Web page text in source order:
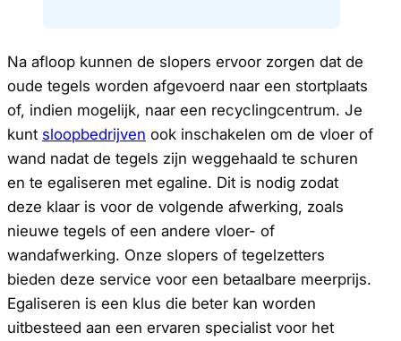
Na afloop kunnen de slopers ervoor zorgen dat de
oude tegels worden afgevoerd naar een stortplaats
of, indien mogelijk, naar een recyclingcentrum. Je
kunt sloopbedrijven ook inschakelen om de vloer of
wand nadat de tegels zijn weggehaald te schuren
en te egaliseren met egaline. Dit is nodig zodat
deze klaar is voor de volgende afwerking, zoals
nieuwe tegels of een andere vloer- of
wandafwerking. Onze slopers of tegelzetters
bieden deze service voor een betaalbare meerprijs.
Egaliseren is een klus die beter kan worden
uitbesteed aan een ervaren specialist voor het